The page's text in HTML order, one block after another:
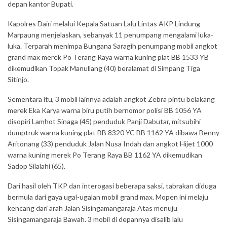
depan kantor Bupati.
Kapolres Dairi melalui Kepala Satuan Lalu Lintas AKP Lindung
Marpaung menjelaskan, sebanyak 11 penumpang mengalami luka-
luka. Terparah menimpa Bungana Saragih penumpang mobil angkot
grand max merek Po Terang Raya warna kuning plat BB 1533 YB
dikemudikan Topak Manullang (40) beralamat di Simpang Tiga
Sitinjo.
Sementara itu, 3 mobil lainnya adalah angkot Zebra pintu belakang
merek Eka Karya warna biru putih bernomor polisi BB 1056 YA
disopiri Lamhot Sinaga (45) penduduk Panji Dabutar, mitsubihi
dumptruk warna kuning plat BB 8320 YC BB 1162 YA dibawa Benny
Aritonang (33) penduduk Jalan Nusa Indah dan angkot Hijet 1000
warna kuning merek Po Terang Raya BB 1162 YA dikemudikan
Sadop Silalahi (65).
Dari hasil oleh TKP dan interogasi beberapa saksi, tabrakan diduga
bermula dari gaya ugal-ugalan mobil grand max. Mopen ini melaju
kencang dari arah Jalan Sisingamangaraja Atas menuju
Sisingamangaraja Bawah. 3 mobil di depannya disalib lalu